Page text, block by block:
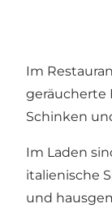
Im
geräucherte
Schinken
Im Laden
italienische
und